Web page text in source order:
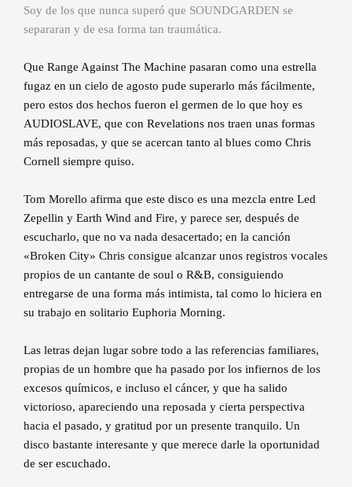
Soy de los que nunca superó que SOUNDGARDEN se
separaran y de esa forma tan traumática.
Que Range Against The Machine pasaran como una estrella
fugaz en un cielo de agosto pude superarlo más fácilmente,
pero estos dos hechos fueron el germen de lo que hoy es
AUDIOSLAVE, que con Revelations nos traen unas formas
más reposadas, y que se acercan tanto al blues como Chris
Cornell siempre quiso.
Tom Morello afirma que este disco es una mezcla entre Led
Zepellin y Earth Wind and Fire, y parece ser, después de
escucharlo, que no va nada desacertado; en la canción
«Broken City» Chris consigue alcanzar unos registros vocales
propios de un cantante de soul o R&B, consiguiendo
entregarse de una forma más intimista, tal como lo hiciera en
su trabajo en solitario Euphoria Morning.
Las letras dejan lugar sobre todo a las referencias familiares,
propias de un hombre que ha pasado por los infiernos de los
excesos químicos, e incluso el cáncer, y que ha salido
victorioso, apareciendo una reposada y cierta perspectiva
hacia el pasado, y gratitud por un presente tranquilo. Un
disco bastante interesante y que merece darle la oportunidad
de ser escuchado.